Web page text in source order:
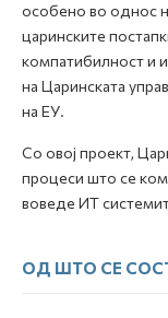
особено во однос
царинските
компатибилност и
на Царинската
на ЕУ.
Со овој проект,
процеси што се
воведе ИТ
ОД ШТО СЕ